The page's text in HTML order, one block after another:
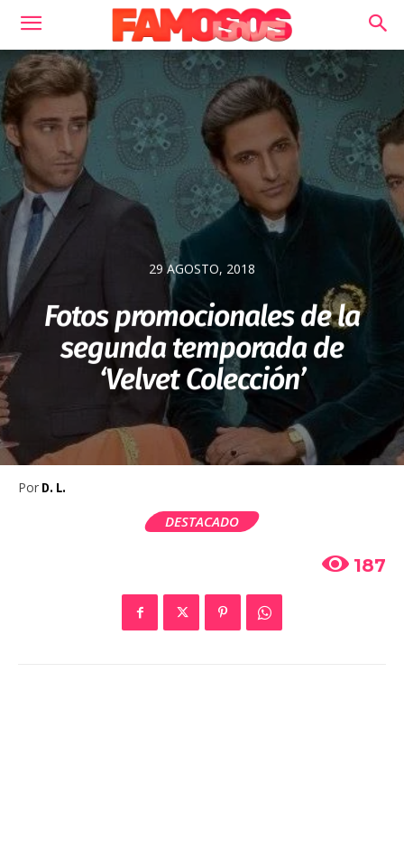
29 AGOSTO, 2018
Fotos promocionales de la
segunda temporada de
‘Velvet Colección’
Por D. L.
DESTACADO
187